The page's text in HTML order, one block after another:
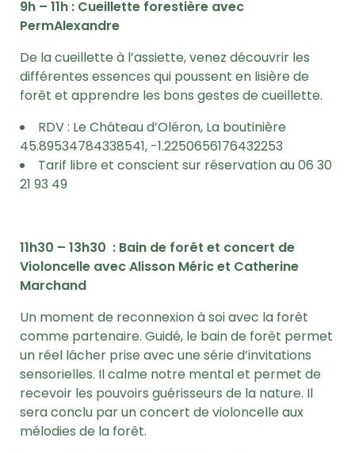
9h – 11h : Cueillette forestière avec
PermAlexandre
De la cueillette à l’assiette, venez découvrir les
différentes essences qui poussent en lisière de
forêt et apprendre les bons gestes de cueillette.
RDV : Le Château d’Oléron, La boutinière
45.89534784338541, -1.2250656176432253
Tarif libre et conscient sur réservation au06 30
21 93 49
11h30 – 13h30 : Bain de forêt et concert de
Violoncelle avec Alisson Méric et Catherine
Marchand
Un moment de reconnexion à soi avec la forêt
comme partenaire. Guidé, le bain de forêt permet
un réel lâcher prise avec une série d’invitations
sensorielles. Il calme notre mental et permet de
recevoir les pouvoirs guérisseurs de la nature. Il
sera conclu par un concert de violoncelle aux
mélodies de la forêt.